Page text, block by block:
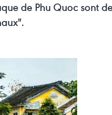
de Phu Quoc sont